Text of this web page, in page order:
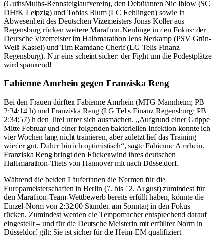
(GuthsMuths-Rennsteiglaufverein), den Debütanten Nic Ihlow (SC
DHfK Leipzig) und Tobias Blum (LC Rehlingen) sowie in
Abwesenheit des Deutschen Vizemeisters Jonas Koller aus
Regensburg rücken weitere Marathon-Neulinge in den Fokus: der
Deutsche Vizemeister im Halbmarathon Jens Nerkamp (PSV Grün-
Weiß Kassel) und Tim Ramdane Cherif (LG Telis Finanz
Regensburg). Nur eins scheint sicher: der Fight um die Podestplätze
wird spannend!
Fabienne Amrhein gegen Franziska Reng
Bei den Frauen dürften Fabienne Amrhein (MTG Mannheim; PB
2:34:14 h) und Franziska Reng (LG Telis Finanz Regensburg; PB
2:34:57) h den Titel unter sich ausmachen. „Aufgrund einer Grippe
Mitte Februar und einer folgenden bakteriellen Infektion konnte ich
vier Wochen lang nicht trainieren, aber zuletzt lief das Training
wieder gut. Daher bin ich optimistisch“, sagte Fabienne Amrhein.
Franziska Reng bringt den Rückenwind ihres deutschen
Halbmarathon-Titels von Hannover mit nach Düsseldorf.
Während die beiden Läuferinnen die Normen für die
Europameisterschaften in Berlin (7. bis 12. August) zumindest für
den Marathon-Team-Wettbewerb bereits erfüllt haben, könnte die
Einzel-Norm von 2:32:00 Stunden am Sonntag in den Fokus
rücken. Zumindest werden die Tempomacher entsprechend darauf
eingestellt – und für die Deutsche Meisterin mit erfüllter Norm in
Düsseldorf gilt: Sie ist sicher für die Heim-EM qualifiziert.